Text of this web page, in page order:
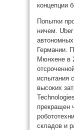
концепции
Попытки
ничем.
Германии.
Мюнхене в
испытания
высоких
прекращен
складов и